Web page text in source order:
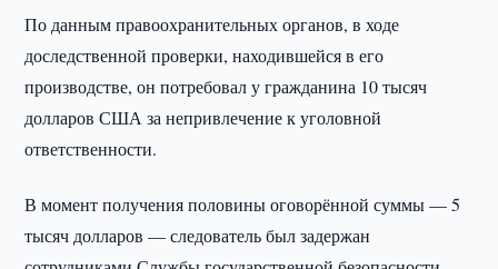
По данным правоохранительных органов, в ходе
доследственной проверки, находившейся в его
производстве, он потребовал у гражданина 10 тысяч
долларов США за непривлечение к уголовной
ответственности.
В момент получения половины оговорённой суммы — 5
тысяч долларов — следователь был задержан